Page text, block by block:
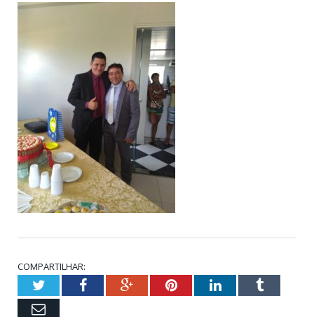
COMPARTILHAR:
TwitterFacebookGoogle+PinterestLinkedInTumblr
Email